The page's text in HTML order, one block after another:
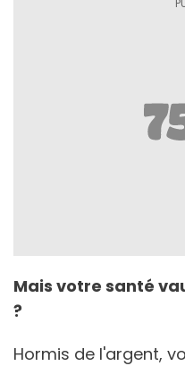
Mais votre santé
?
Hormis de l'argent,